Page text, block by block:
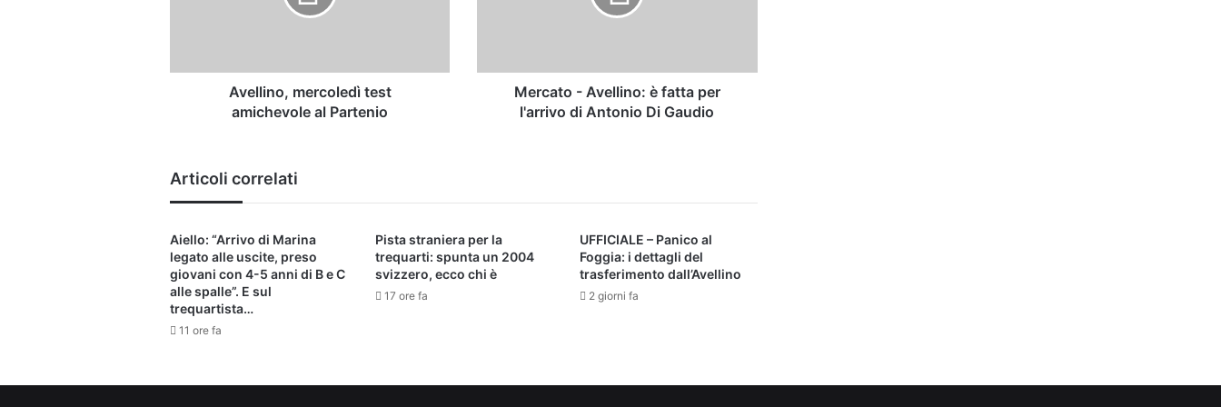
Avellino, mercoledì test
amichevole al Partenio
Antonio
Mercato - Avellino: è fatta per
l'arrivo di Antonio Di Gaudio
Articoli correlati
Aiello: “Arrivo di Marina
legato alle uscite, preso
giovani con 4-5 anni di B e C
alle spalle”. E sul
trequartista…
11 ore fa
Pista straniera per la
trequarti: spunta un 2004
svizzero, ecco chi è
17 ore fa
UFFICIALE – Panico al
Foggia: i dettagli del
trasferimento dall’Avellino
2 giorni fa